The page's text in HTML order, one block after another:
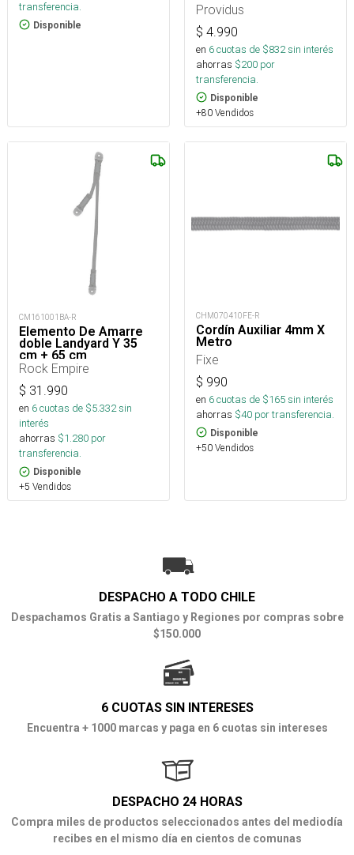
transferencia.
Disponible
Providus
$ 4.990
en 6cuotas de $832sin interés
ahorras $200 por
transferencia.
Disponible
+80 Vendidos
CM161001BA-R
Elemento De Amarre
doble Landyard Y 35
cm + 65 cm
Rock Empire
$ 31.990
en 6cuotas de $5.332sin
interés
ahorras $1.280 por
transferencia.
Disponible
+5 Vendidos
CHM070410FE-R
Cordín Auxiliar 4mm X
Metro
Fixe
$ 990
en 6cuotas de $165sin interés
ahorras $40 por transferencia.
Disponible
+50 Vendidos
DESPACHO A TODO CHILE
Despachamos Gratis a Santiago y Regiones por compras sobre
$150.000
6 CUOTAS SIN INTERESES
Encuentra + 1000 marcas y paga en 6 cuotas sin intereses
DESPACHO 24 HORAS
Compra miles de productos seleccionados antes del mediodía
recibes en el mismo día en cientos de comunas